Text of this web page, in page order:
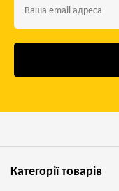
Категорії товарів